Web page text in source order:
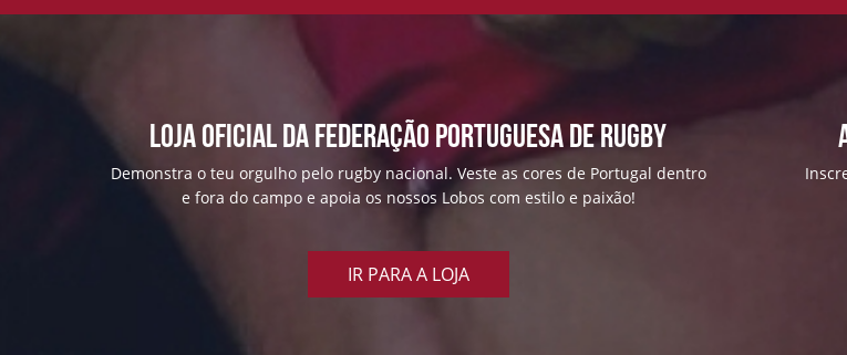
Loja Oficial da Federação Portuguesa de Rugby
Demonstra o teu orgulho pelo rugby nacional. Veste as cores de Portugal dentro
e fora do campo e apoia os nossos Lobos com estilo e paixão!
IR PARA A LOJA